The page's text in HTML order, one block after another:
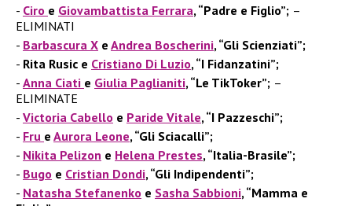
Ciro e Giovambattista Ferrara, “Padre e Figlio”; –
ELIMINATI
Barbascura X e Andrea Boscherini, “Gli Scienziati”;
Rita Rusic e Cristiano Di Luzio, “I Fidanzatini”;
Anna Ciati e Giulia Paglianiti, “Le TikToker”; –
ELIMINATE
Victoria Cabello e Paride Vitale, “I Pazzeschi”;
Fru e Aurora Leone, “Gli Sciacalli”;
Nikita Pelizon e Helena Prestes, “Italia-Brasile”;
Bugo e Cristian Dondi, “Gli Indipendenti”;
Natasha Stefanenko e Sasha Sabbioni, “Mamma e